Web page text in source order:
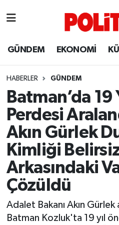
GÜNDEM EKONOMİ
HABERLER GÜNDEM
Batman’da 19
Perdesi
Akın Gürlek
Kimliği
Arkasındaki
Çözüldü
Adalet Bakanı Akın
Batman Kozluk'ta 19 yıl
Ayvalık
Balya
Bandırma
Bigadiç
BİYOGRAFİLER
Burhaniye
ÇEVRE
Balıkesir Hava Durumu
Balıkesir Namaz
Balıkesir Trafik
Süper Lig Puan
Tüm Manşetler
Son Dakika Haberleri
Haber Arşivi